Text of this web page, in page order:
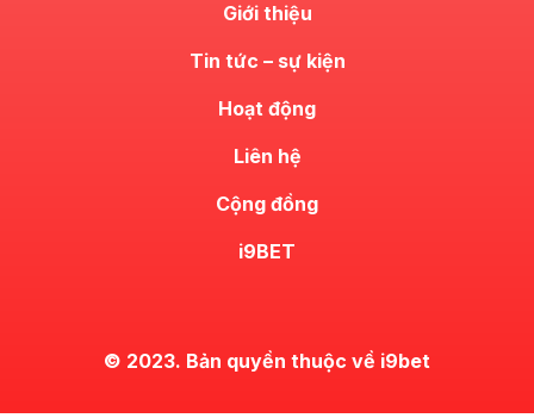
Giới thiệu
Tin tức – sự kiện
Hoạt động
Liên hệ
Cộng đồng
i9BET
© 2023. Bản quyền thuộc về i9bet